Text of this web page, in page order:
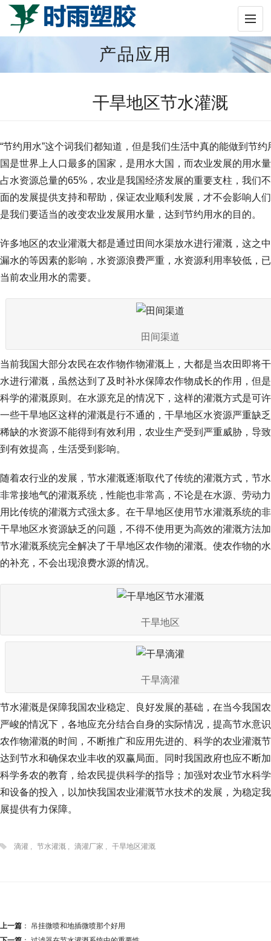
产品应用
干旱地区节水灌溉
“节约用水”这个词我们都知道，但是我们生活中真的能做到节约
国是世界上人口最多的国家，是用水大国，而农业发展的用水
占水资源总量的65%，农业是我国经济发展的重要支柱，我们
面的发展提供支持和帮助，保证农业顺利发展，才不会影响人
是我们要适当的改变农业发展用水量，达到节约用水的目的。
许多地区的农业灌溉大都是通过田间水渠放水进行灌溉，这之
漏水的等因素的影响，水资源浪费严重，水资源利用率较低，
当前农业用水的需要。
田间渠道
当前我国大部分农民在农作物作物灌溉上，大都是当农田即将
水进行灌溉，虽然达到了及时补水保障农作物成长的作用，但
科学的灌溉原则。在水源充足的情况下，这样的灌溉方式是可
一些干旱地区这样的灌溉是行不通的，干旱地区水资源严重缺
稀缺的水资源不能得到有效利用，农业生产受到严重威胁，导
到有效提高，生活受到影响。
随着农行业的发展，节水灌溉逐渐取代了传统的灌溉方式，节
非常接地气的灌溉系统，性能也非常高，不论是在水源、劳动
用比传统的灌溉方式强太多。在干旱地区使用节水灌溉系统的
干旱地区水资源缺乏的问题，不得不使用更为高效的灌溉方法
节水灌溉系统完全解决了干旱地区农作物的灌溉。使农作物的
的补充，不会出现浪费水源的情况。
干旱地区
干旱滴灌
节水灌溉是保障我国农业稳定、良好发展的基础，在当今我国
严峻的情况下，各地应充分结合自身的实际情况，提高节水意
农作物灌溉的时间，不断推广和应用先进的、科学的农业灌溉
达到节水和确保农业丰收的双赢局面。同时我国政府也应不断
科学务农的教育，给农民提供科学的指导；加强对农业节水科
和设备的投入，以加快我国农业灌溉节水技术的发展，为稳定
展提供有力保障。
滴灌 , 节水灌溉 , 滴灌厂家 , 干旱地区灌溉
上一篇 ： 吊挂微喷和地插微喷那个好用